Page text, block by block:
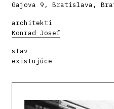
Gajova 9, Bratislava,
architekti
Konrad Josef
stav
existujúce